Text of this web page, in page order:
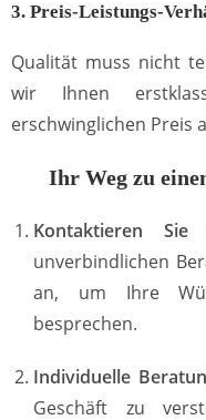
3. Preis-Leistungs-
Qualität muss nicht
wir Ihnen
erschwinglichen Preis
Ihr Weg zu
Kontaktieren Sie
unverbindlichen
an, um Ihre
besprechen.
Individuelle
Geschäft zu